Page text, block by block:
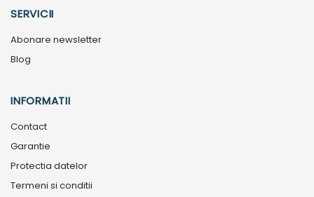
SERVICII
Abonare newsletter
Blog
INFORMATII
Contact
Garantie
Protectia datelor
Termeni si conditii